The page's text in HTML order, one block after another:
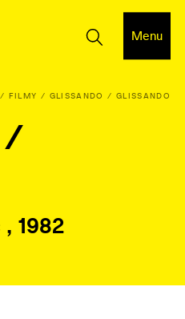
Menu
FILMY GLISSANDO / GLISSANDO
/
1982